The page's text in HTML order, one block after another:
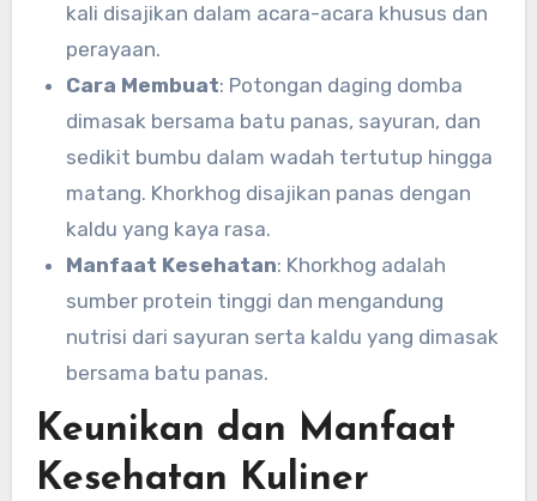
kali disajikan dalam acara-acara khusus dan
perayaan.
Cara Membuat: Potongan daging domba
dimasak bersama batu panas, sayuran, dan
sedikit bumbu dalam wadah tertutup hingga
matang. Khorkhog disajikan panas dengan
kaldu yang kaya rasa.
Manfaat Kesehatan: Khorkhog adalah
sumber protein tinggi dan mengandung
nutrisi dari sayuran serta kaldu yang dimasak
bersama batu panas.
Keunikan dan Manfaat
Kesehatan Kuliner